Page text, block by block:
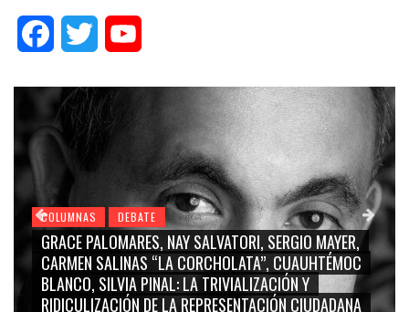
FacebookTwitter
NAY SALVATORI, SERGIO MAYER,
“LA CORCHOLATA”, CUAUHTÉMOC
LA TRIVIALIZACIÓN Y
LA REPRESENTACIÓN CIUDADANA
COLUMNAS DEBATE
EX ALCALDE
MILLONES DE
CHOLULA!